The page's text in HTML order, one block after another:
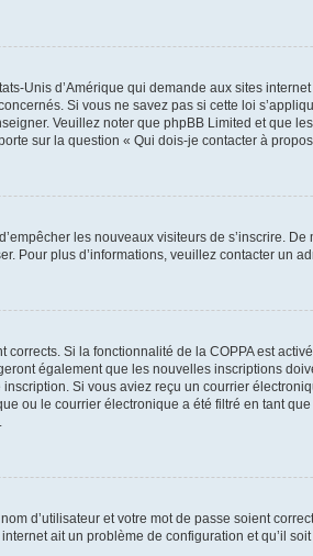
Unis d’Amérique qui demande aux sites
Si vous ne savez pas si cette loi
Veuillez noter que phpBB Limited et que
sur la question « Qui dois-je contacter à
les nouveaux visiteurs de s’inscrire.
Pour plus d’informations, veuillez contacter un
Si la fonctionnalité de la COPPA est
également que les nouvelles inscriptions
Si vous aviez reçu un courrier
ou le courrier électronique a été filtré en tant
d’utilisateur et votre mot de passe soient
ait un problème de configuration et qu’il